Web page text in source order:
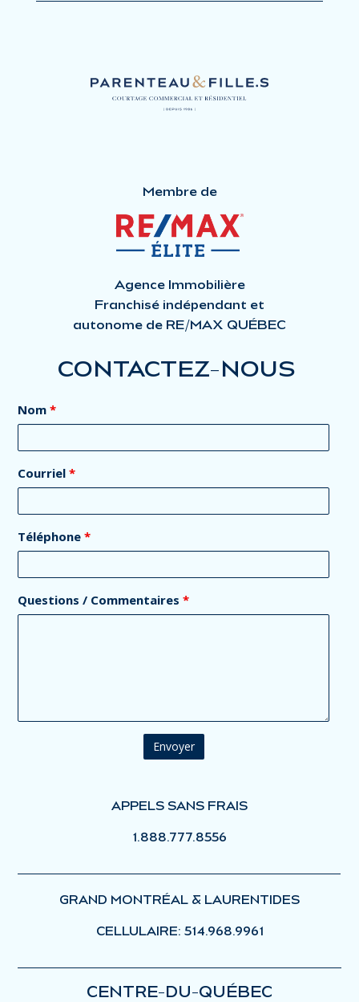
Membre de
Agence Immobilière
Franchisé indépendant et
autonome de RE/MAX QUÉBEC
CONTACTEZ-NOUS
Nom*
Courriel*
Téléphone*
Questions / Commentaires*
APPELS SANS FRAIS
1.888.777.8556
GRAND MONTRÉAL & LAURENTIDES
CELLULAIRE: 514.968.9961
CENTRE-DU-QUÉBEC